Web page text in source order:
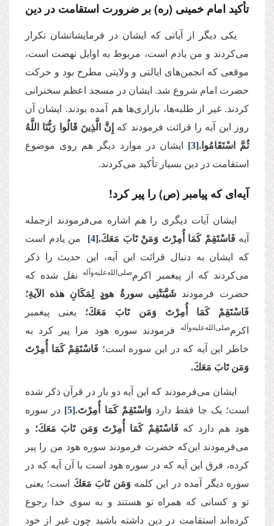
تأکید امام خمینی (ره) بر ضرورت استقامت در دین
یکی دیگر از آیاتی که ایشان در فرمایشاتشان تکرار
می‌کردند و من یادم است، مربوط به اوایل نهضت است،
موقعی که انجمن‌های ایالتی و ولایتی مطرح بود و حرکت
حضرت امام شروع شد. ایشان در مسجد اعظم سخنرانی
کردند. غیر از طلبه‌ها، بازاری‌ها هم آمده بودند. ایشان آن
روز این آیه را قرائت فرمودند که إِنَّ الَّذِینَ قَالُوا رَبُّنَا اللَّهُ
ثُمَّ اسْتَقَامُوا.[3] ایشان در موارد دیگر هم روی موضوع
استقامت در دین بسیار تأکید می‌کردند.
آیه‌ای که پیامبر (ص) را پیر کرد!
ایشان آیات دیگری را هم اشاره می‌فرمودند ازجمله
آیهفَاسْتَقِمْ كَمَا أُمِرْتَ وَمَنْ تَابَ مَعَكَ.[4] من یادم است
که ایشان به دنبال قرائت این آیه، این حدیث را ذکر
می‌کردند که از پیغمبر اکرم‌صلی‌الله‌علیه‌و‌آله
نقل شده که
حضرت فرمودندشَیَّبَتْنِی سورةُ هودٍ لِمَکَانِ هذه الآیةِ؛
فَاسْتَقِمْ كَمَا أُمِرْتَ وَمَن تَابَ مَعَكَ؛ یعنی پیغمبر
اکرم‌صلی‌الله‌علیه‌و‌آله
فرمودند سوره هود مرا پیر کرد به
خاطر این آیه که در این سوره است؛ فَاسْتَقِمْ كَمَا أُمِرْتَ
وَمَن تَابَ مَعَكَ.
ایشان می‌فرمودند که این آیه دو بار در قرآن ذکر شده
است؛ یک جا فقط داردوَاسْتَقِمْ كَمَا أُمِرْتَ.[5] در سوره
هود هم دارد کهفَاسْتَقِمْ كَمَا أُمِرْتَ وَمَن تَابَ مَعَكَ؛ و
می‌فرمودند این‌که حضرت فرمودند سوره هود من را پیر
کرده، فرق این آیه که در سوره هود است با آن آیه که در
سوره دیگر آمده در این کلمهوَمَن تَابَ مَعَكَ
است؛ یعنی
تو و کسانی که همراه تو هستند و به سوی خدا رجوع
کرده‌اند استقامت در دین داشته باشید چون غیر از خود